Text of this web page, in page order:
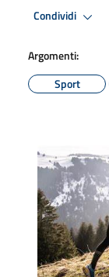
Condividi
Argomenti:
Sport